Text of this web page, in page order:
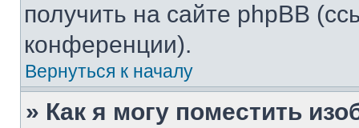
получить на сайте phpBB
конференции).
Вернуться к началу
» Как я могу поместить